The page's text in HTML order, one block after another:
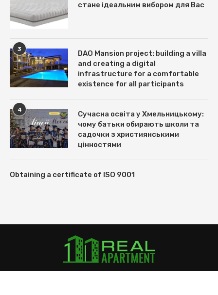
стане ідеальним вибором для Вас
3
DAO Mansion project: building a villa
and creating a digital
infrastructure for a comfortable
existence for all participants
4
Сучасна освіта у Хмельницькому:
чому батьки обирають школи та
садочки з християнськими
цінностями
Obtaining a certificate of ISO 9001